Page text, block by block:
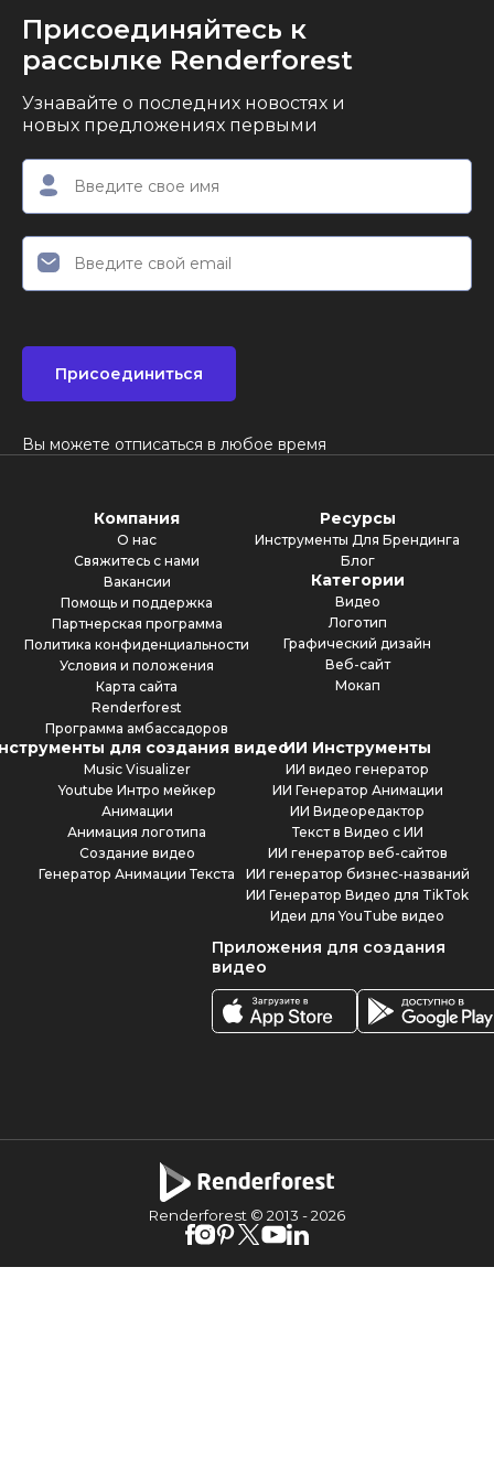
Присоединяйтесь к
рассылке Renderforest
Узнавайте о последних новостях и
новых предложениях первыми
Присоединиться
Вы можете отписаться в любое время
Компания
О нас
Свяжитесь с нами
Вакансии
Помощь и поддержка
Партнерская программа
Политика конфиденциальности
Условия и положения
Карта сайта
Renderforest
Программа амбассадоров
Ресурсы
Инструменты Для Брендинга
Блог
Категории
Видео
Логотип
Графический дизайн
Веб-сайт
Мокап
для создания видео
Music Visualizer
Youtube Интро мейкер
Анимации
Анимация логотипа
Создание видео
Генератор Анимации Текста
ИИ Инструменты
ИИ видео генератор
ИИ Генератор Анимации
ИИ Видеоредактор
Текст в Видео с ИИ
ИИ генератор веб-сайтов
ИИ генератор бизнес-названий
ИИ Генератор Видео для TikTok
Идеи для YouTube видео
Приложения для создания
видео
Renderforest © 2013 -2026